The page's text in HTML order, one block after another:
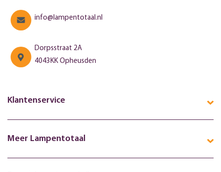
info@lampentotaal.nl
Dorpsstraat 2A
4043KK Opheusden
Klantenservice
Meer Lampentotaal